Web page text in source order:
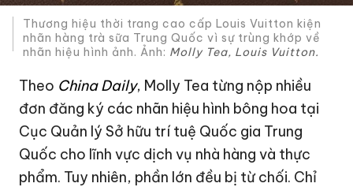
Thương hiệu thời trang cao cấp Louis Vuitton kiện
nhãn hàng trà sữa Trung Quốc vì sự trùng khớp về
nhãn hiệu hình ảnh. Ảnh: Molly Tea, Louis Vuitton.
Theo China Daily, Molly Tea từng nộp nhiều
đơn đăng ký các nhãn hiệu hình bông hoa tại
Cục Quản lý Sở hữu trí tuệ Quốc gia Trung
Quốc cho lĩnh vực dịch vụ nhà hàng và thực
phẩm. Tuy nhiên, phần lớn đều bị từ chối. Chỉ